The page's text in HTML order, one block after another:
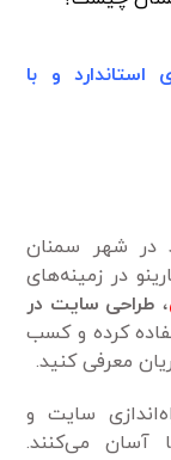
استاندارد و با
در شهر سمنان
در زمینه‌های
، طراحی سایت در
کرده و کسب
معرفی کنید.
سایت و
آسان می‌کنند.